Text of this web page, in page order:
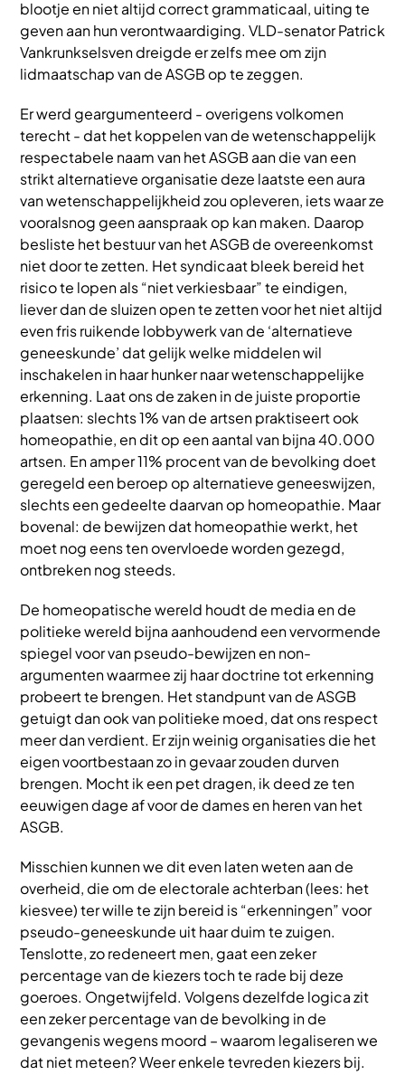
blootje en niet altijd correct grammaticaal, uiting te
geven aan hun verontwaardiging. VLD-senator Patrick
Vankrunkselsven dreigde er zelfs mee om zijn
lidmaatschap van de ASGB op te zeggen.
Er werd geargumenteerd - overigens volkomen
terecht - dat het koppelen van de wetenschappelijk
respectabele naam van het ASGB aan die van een
strikt alternatieve organisatie deze laatste een aura
van wetenschappelijkheid zou opleveren, iets waar ze
vooralsnog geen aanspraak op kan maken. Daarop
besliste het bestuur van het ASGB de overeenkomst
niet door te zetten. Het syndicaat bleek bereid het
risico te lopen als “niet verkiesbaar” te eindigen,
liever dan de sluizen open te zetten voor het niet altijd
even fris ruikende lobbywerk van de ‘alternatieve
geneeskunde’ dat gelijk welke middelen wil
inschakelen in haar hunker naar wetenschappelijke
erkenning. Laat ons de zaken in de juiste proportie
plaatsen: slechts 1% van de artsen praktiseert ook
homeopathie, en dit op een aantal van bijna 40.000
artsen. En amper 11% procent van de bevolking doet
geregeld een beroep op alternatieve geneeswijzen,
slechts een gedeelte daarvan op homeopathie. Maar
bovenal: de bewijzen dat homeopathie werkt, het
moet nog eens ten overvloede worden gezegd,
ontbreken nog steeds.
De homeopatische wereld houdt de media en de
politieke wereld bijna aanhoudend een vervormende
spiegel voor van pseudo-bewijzen en non-
argumenten waarmee zij haar doctrine tot erkenning
probeert te brengen. Het standpunt van de ASGB
getuigt dan ook van politieke moed, dat ons respect
meer dan verdient. Er zijn weinig organisaties die het
eigen voortbestaan zo in gevaar zouden durven
brengen. Mocht ik een pet dragen, ik deed ze ten
eeuwigen dage af voor de dames en heren van het
ASGB.
Misschien kunnen we dit even laten weten aan de
overheid, die om de electorale achterban (lees: het
kiesvee) ter wille te zijn bereid is “erkenningen” voor
pseudo-geneeskunde uit haar duim te zuigen.
Tenslotte, zo redeneert men, gaat een zeker
percentage van de kiezers toch te rade bij deze
goeroes. Ongetwijfeld. Volgens dezelfde logica zit
een zeker percentage van de bevolking in de
gevangenis wegens moord – waarom legaliseren we
dat niet meteen? Weer enkele tevreden kiezers bij.